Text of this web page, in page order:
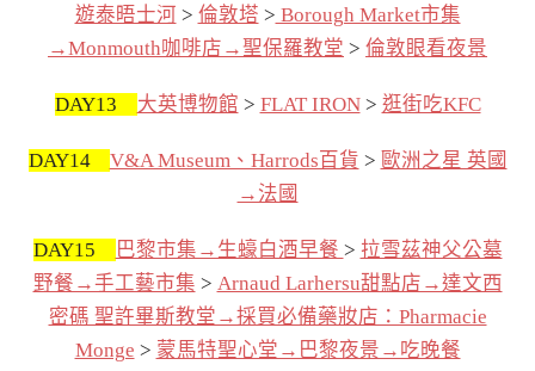
遊泰晤士河 > 倫敦塔 > Borough Market市集
→Monmouth咖啡店→聖保羅教堂 > 倫敦眼看夜景
DAY13 大英博物館 > FLAT IRON> 逛街吃KFC
DAY14 V&A Museum、Harrods百貨 > 歐洲之星 英國
→法國
DAY15 巴黎市集→生蠔白酒早餐 > 拉雪茲神父公墓
野餐→手工藝市集 > Arnaud Larhersu甜點店→達文西
密碼 聖許畢斯教堂→採買必備藥妝店：Pharmacie
Monge > 蒙馬特聖心堂→巴黎夜景→吃晚餐